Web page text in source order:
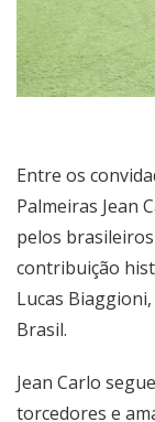
Entre os
Palmeiras Jean
pelos
contribuição
Lucas
Brasil.
Jean Carlo
torcedores e